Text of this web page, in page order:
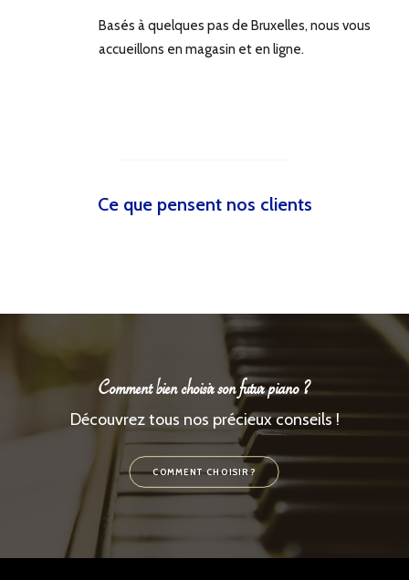
Basés à quelques pas de Bruxelles, nous vous
accueillons en magasin et en ligne.
Ce que pensent nos clients
Comment bien choisir son futur piano ?
Découvrez tous nos précieux conseils !
COMMENT CHOISIR ?